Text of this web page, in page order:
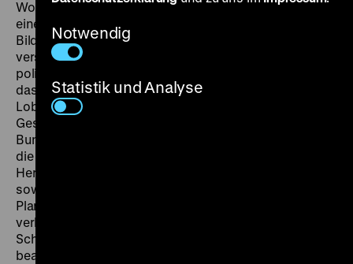
Wolfram und Jörg Daniel Hissen verzichten dabei auf
einen Kommentar und vertrauen der Aussagekraft der
Bilder und Originaltöne. Sie verfolgen die
verschiedenen künstlerischen, organisatorischen und
politischen Etappen des ambitionierten Kunstprojekts,
das häufig vor dem Scheitern stand: die umfangreiche
Lobby- und Öffentlichkeitsarbeit, Pressekonferenzen,
Gespräche mit Politikern und die entscheidende
Bundestagsdebatte vom 25. Februar 1994, schließlich
die praktische Vorbereitung der Verhüllung, die
Herstellung der Gerüste, Seile und des Spezialstoffes
sowie der technisch anspruchsvolle Aufbau der
Planen. Vom 24. Juni bis zum 7. Juli 1995 erstrahlt der
verhüllte Reichstag hell und glänzend in vielerlei
Schattierungen und wird zu einem international
beachteten Ereignis mit Volksfestcharakter. (jg)
Notwendig
Statistik und Analyse